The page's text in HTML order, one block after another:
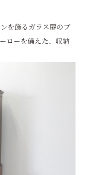
を飾るガラス扉のブ
ローを備えた、収納